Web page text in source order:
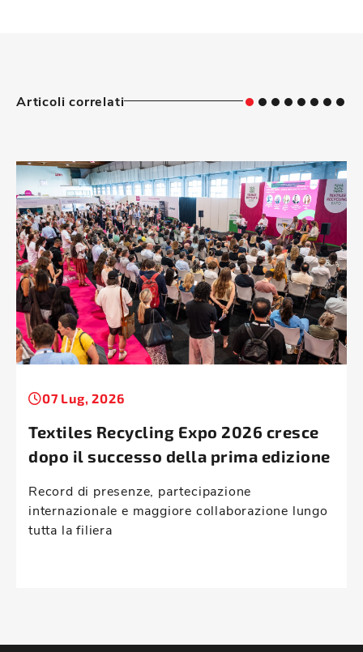
Articoli correlati
07 Lug, 2026
Textiles Recycling Expo 2026 cresce
dopo il successo della prima edizione
Record di presenze, partecipazione
internazionale e maggiore collaborazione lungo
tutta la filiera